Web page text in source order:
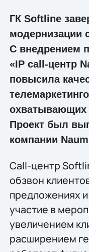
ГК Softline
модернизации
С внедрением
«IP call-центр
повысила
охватывающих
Проект был
компании
Call-центр
обзвон
предложениях
участие в
увеличением
расширением